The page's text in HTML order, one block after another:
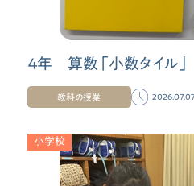
４年 算数「小数タイル」
教科の授業 2026.07.07
小学校